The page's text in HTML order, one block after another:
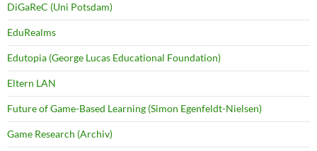
DiGaReC (Uni Potsdam)
EduRealms
Edutopia (George Lucas Educational Foundation)
Eltern LAN
Future of Game-Based Learning (Simon Egenfeldt-Nielsen)
Game Research (Archiv)